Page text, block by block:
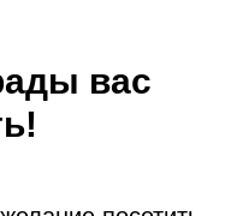
вас